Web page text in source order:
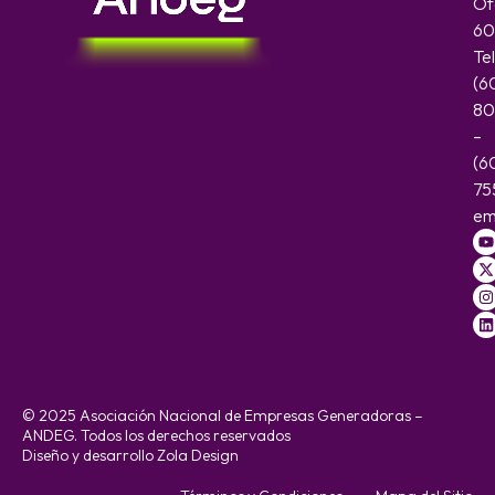
–
© 2025 Asociación Nacional de Empresas Generadoras –
ANDEG. Todos los derechos reservados
Diseño y desarrollo Zola Design